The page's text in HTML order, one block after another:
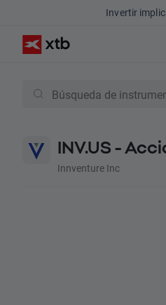
Invertir
INV.US -
Innventure Inc